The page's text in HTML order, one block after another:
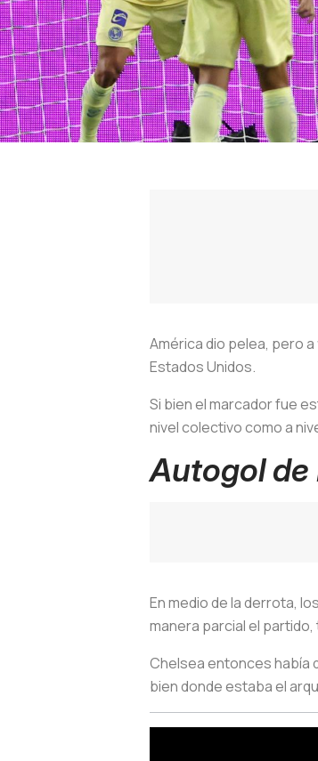
América dio pelea, pero
Estados Unidos.
Si bien el marcador fue
nivel colectivo como a
Autogol de
En medio de la derrota,
manera parcial el
Chelsea entonces había
bien donde estaba el